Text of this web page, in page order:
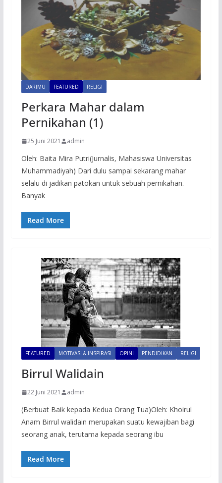
DARIMU FEATURED RELIGI
Perkara Mahar dalam
Pernikahan (1)
25 Juni 2021 admin
Oleh: Baita Mira Putri(Jurnalis, Mahasiswa Universitas
Muhammadiyah) Dari dulu sampai sekarang mahar
selalu di jadikan patokan untuk sebuah pernikahan.
Banyak
Read More
FEATURED MOTIVASI & INSPIRASI OPINI PENDIDIKAN RELIGI
Birrul Walidain
22 Juni 2021 admin
(Berbuat Baik kepada Kedua Orang Tua)Oleh: Khoirul
Anam Birrul walidain merupakan suatu kewajiban bagi
seorang anak, terutama kepada seorang ibu
Read More